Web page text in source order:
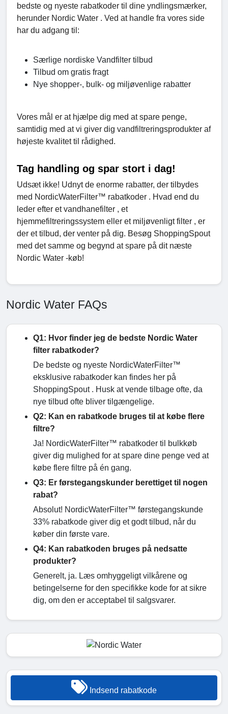
bedste og nyeste rabatkoder til dine yndlingsmærker,
herunder Nordic Water . Ved at handle fra vores side
har du adgang til:
Særlige nordiske Vandfilter tilbud
Tilbud om gratis fragt
Nye shopper-, bulk- og miljøvenlige rabatter
Vores mål er at hjælpe dig med at spare penge,
samtidig med at vi giver dig vandfiltreringsprodukter af
højeste kvalitet til rådighed.
Tag handling og spar stort i dag!
Udsæt ikke! Udnyt de enorme rabatter, der tilbydes
med NordicWaterFilter™ rabatkoder . Hvad end du
leder efter et vandhanefilter , et
hjemmefiltreringssystem eller et miljøvenligt filter , er
der et tilbud, der venter på dig. Besøg ShoppingSpout
med det samme og begynd at spare på dit næste
Nordic Water -køb!
Nordic Water FAQs
Q1: Hvor finder jeg de bedste Nordic Water
filter rabatkoder?
De bedste og nyeste NordicWaterFilter™
eksklusive rabatkoder kan findes her på
ShoppingSpout . Husk at vende tilbage ofte, da
nye tilbud ofte bliver tilgængelige.
Q2: Kan en rabatkode bruges til at købe flere
filtre?
Ja! NordicWaterFilter™ rabatkoder til bulkkøb
giver dig mulighed for at spare dine penge ved at
købe flere filtre på én gang.
Q3: Er førstegangskunder berettiget til nogen
rabat?
Absolut! NordicWaterFilter™ førstegangskunde
33% rabatkode giver dig et godt tilbud, når du
køber din første vare.
Q4: Kan rabatkoden bruges på nedsatte
produkter?
Generelt, ja. Læs omhyggeligt vilkårene og
betingelserne for den specifikke kode for at sikre
dig, om den er acceptabel til salgsvarer.
Indsend rabatkode